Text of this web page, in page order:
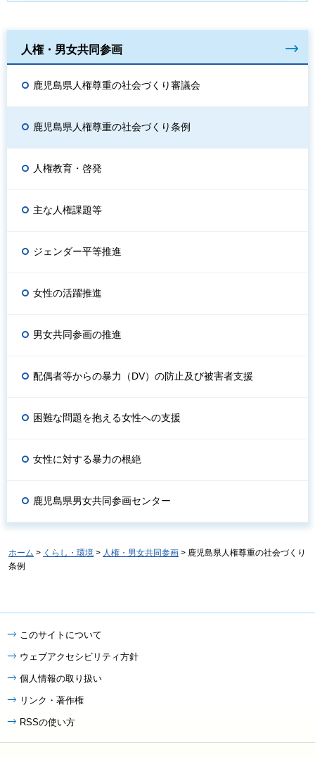
人権・男女共同参画
鹿児島県人権尊重の社会づくり審議会
鹿児島県人権尊重の社会づくり条例
人権教育・啓発
主な人権課題等
ジェンダー平等推進
女性の活躍推進
男女共同参画の推進
配偶者等からの暴力（DV）の防止及び被害者支援
困難な問題を抱える女性への支援
女性に対する暴力の根絶
鹿児島県男女共同参画センター
ホーム > くらし・環境 > 人権・男女共同参画 > 鹿児島県人権尊重の社会づくり
条例
このサイトについて
ウェブアクセシビリティ方針
個人情報の取り扱い
リンク・著作権
RSSの使い方